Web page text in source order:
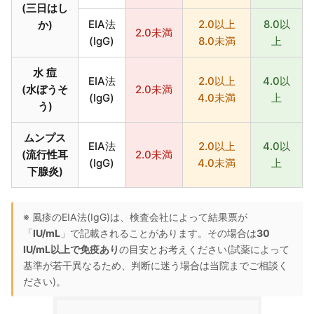
(三日はし
か)
EIA法
(IgG)
2.0未満
2.0以上
8.0未満
8.0以
上
水 痘
(水ぼうそ
う)
EIA法
(IgG)
2.0未満
2.0以上
4.0未満
4.0以
上
ムンプス
(流行性耳
下腺炎)
EIA法
(IgG)
2.0未満
2.0以上
4.0未満
4.0以
上
※ 風疹のEIA法(IgG)は、検査会社によって結果票が
「IU/mL 」で記載されることがあります。その場合は30
IU/mL以上で免疫ありの目安とお考えください(試薬によって
基準が若干異なるため、判断に迷う場合は当院までご相談く
ださい)。